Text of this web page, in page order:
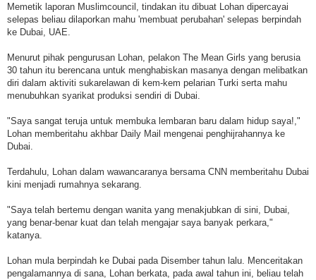
Memetik laporan Muslimcouncil, tindakan itu dibuat Lohan dipercayai
selepas beliau dilaporkan mahu 'membuat perubahan' selepas berpindah
ke Dubai, UAE.
Menurut pihak pengurusan Lohan, pelakon The Mean Girls yang berusia
30 tahun itu berencana untuk menghabiskan masanya dengan melibatkan
diri dalam aktiviti sukarelawan di kem-kem pelarian Turki serta mahu
menubuhkan syarikat produksi sendiri di Dubai.
"Saya sangat teruja untuk membuka lembaran baru dalam hidup saya!,"
Lohan memberitahu akhbar Daily Mail mengenai penghijrahannya ke
Dubai.
Terdahulu, Lohan dalam wawancaranya bersama CNN memberitahu Dubai
kini menjadi rumahnya sekarang.
"Saya telah bertemu dengan wanita yang menakjubkan di sini, Dubai,
yang benar-benar kuat dan telah mengajar saya banyak perkara,"
katanya.
Lohan mula berpindah ke Dubai pada Disember tahun lalu. Menceritakan
pengalamannya di sana, Lohan berkata, pada awal tahun ini, beliau telah